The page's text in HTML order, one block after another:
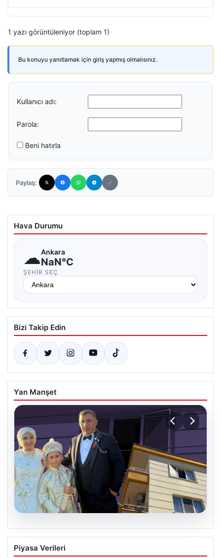
1 yazı görüntüleniyor (toplam 1)
Bu konuyu yanıtlamak için giriş yapmış olmalısınız.
Kullanıcı adı:
Parola:
Beni hatırla
Paylaş:
Hava Durumu
☁Ankara
NaN°C
ŞEHIR SEÇ
Bizi Takip Edin
Yan Manşet
06.08.2026
Çanakkale’de böcek ilaçlaması felakete
dönüştü. Yusuf öldü, annesi yoğun
Piyasa Verileri